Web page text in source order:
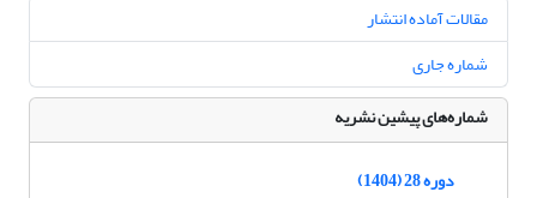
مقالات آماده انتشار
شماره جاری
شماره‌های پیشین نشریه
دوره 28 (1404)